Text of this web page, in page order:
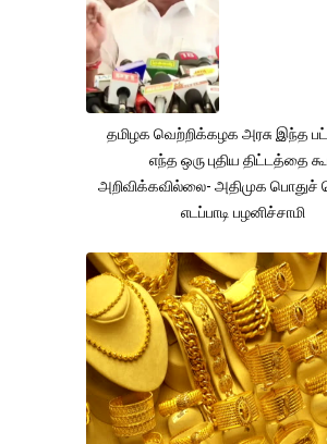
தமிழக வெற்றிக்கழக அரசு இந்த
எந்த ஒரு புதிய திட்டத்தை கூட
அறிவிக்கவில்லை- அதிமுக பொதுச்
எடப்பாடி பழனிச்சாமி